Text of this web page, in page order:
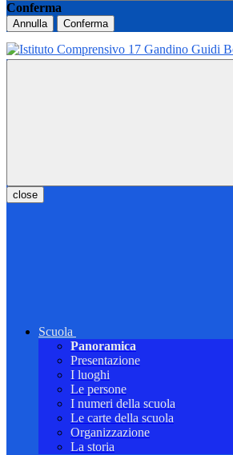
Conferma
Annulla Conferma
close
Scuola
Panoramica
Presentazione
I luoghi
Le persone
I numeri della scuola
Le carte della scuola
Organizzazione
La storia